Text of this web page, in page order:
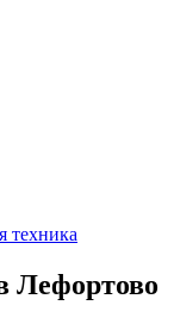
техника
Лефортово